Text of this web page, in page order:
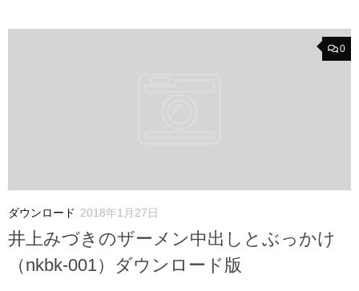
0
ダウンロード 2018年1月27日
井上みづきのザーメン中出しとぶっかけ
（nkbk-001）ダウンロード版